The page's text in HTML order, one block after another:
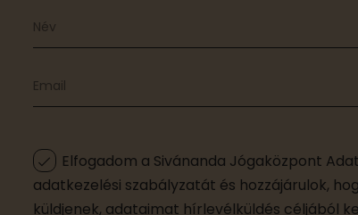
Elfogadom a Sivánanda Jógaközpont
adatkezelési szabályzatát és hozzájárulok,
küldjenek, adataimat hírlevélküldés céljából